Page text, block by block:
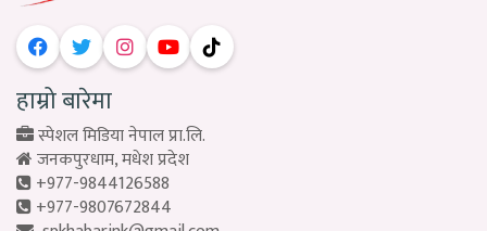
हाम्रो बारेमा
स्पेशल मिडिया नेपाल प्रा.लि.
जनकपुरधाम, मधेश प्रदेश
+977-9844126588
+977-9807672844